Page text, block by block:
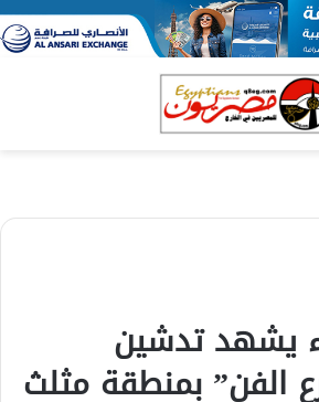
يشهد تدشين
الفن” بمنطقة مثلث